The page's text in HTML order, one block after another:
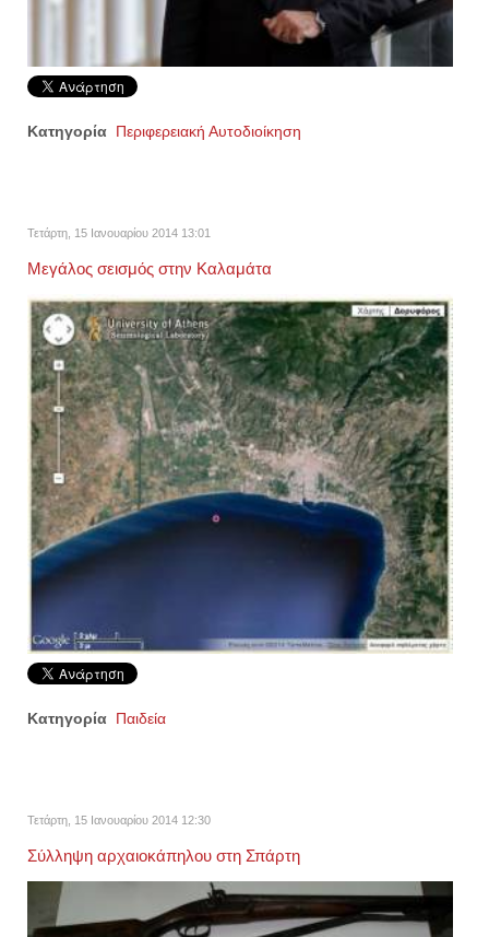
Κατηγορία Περιφερειακή Αυτοδιοίκηση
Τετάρτη, 15 Ιανουαρίου 2014 13:01
Μεγάλος σεισμός στην Καλαμάτα
Κατηγορία Παιδεία
Τετάρτη, 15 Ιανουαρίου 2014 12:30
Σύλληψη αρχαιοκάπηλου στη Σπάρτη